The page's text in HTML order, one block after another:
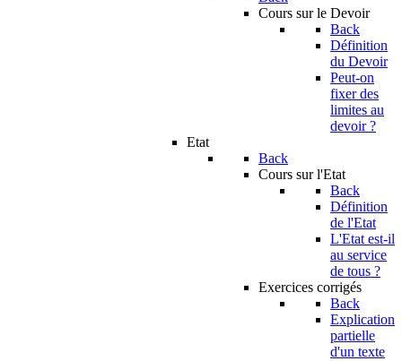
Cours sur le Devoir
Back
Définition
du Devoir
Peut-on
fixer des
limites au
devoir ?
Etat
Back
Cours sur l'Etat
Back
Définition
de l'Etat
L'Etat est-il
au service
de tous ?
Exercices corrigés
Back
Explication
partielle
d'un texte